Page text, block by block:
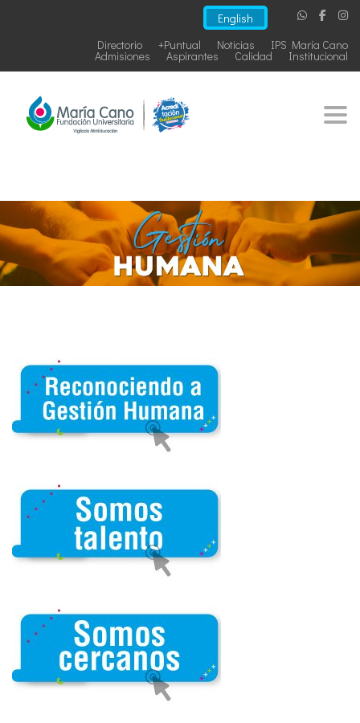
English
IPS María Cano
Noticias
+Puntual
Directorio
Institucional
Calidad
Aspirantes
Admisiones